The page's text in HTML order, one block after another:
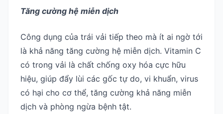
Tăng cường hệ miễn dịch
Công dụng của trái vải tiếp theo mà ít ai ngờ tới
là khả năng tăng cường hệ miễn dịch. Vitamin C
có trong vải là chất chống oxy hóa cực hữu
hiệu, giúp đẩy lùi các gốc tự do, vi khuẩn, virus
có hại cho cơ thể, tăng cường khả năng miễn
dịch và phòng ngừa bệnh tật.